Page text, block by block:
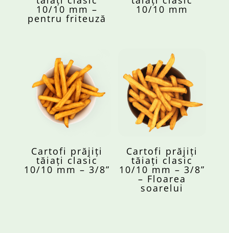
10/10 mm –
pentru friteuză
10/10 mm
Cartofi prăjiți
tăiați clasic
10/10 mm – 3/8”
Cartofi prăjiți
tăiați clasic
10/10 mm – 3/8”
– Floarea
soarelui